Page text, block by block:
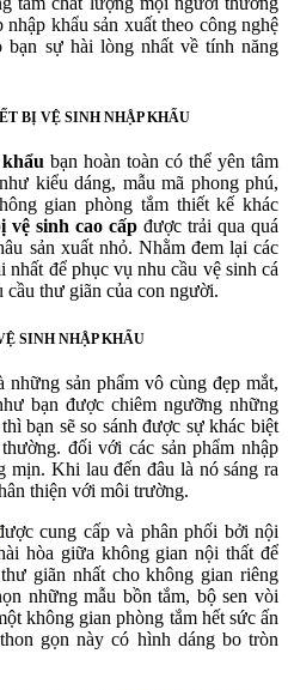
khẩu sản xuất theo công nghệ
bạn sự hài lòng nhất về tính năng
BỊ VỆ SINH NHẬP KHẨU
bạn hoàn toàn có thể yên tâm
kiểu dáng, mẫu mã phong phú,
gian phòng tắm thiết kế khác
vệ sinh cao cấp được trải qua quá
sản xuất nhỏ. Nhằm đem lại các
nhất để phục vụ nhu cầu vệ sinh cá
cầu thư giãn của con người.
SINH NHẬP KHẨU
những sản phẩm vô cùng đẹp mắt,
bạn được chiêm ngưỡng những
bạn sẽ so sánh được sự khác biệt
đối với các sản phẩm nhập
mịn. Khi lau đến đâu là nó sáng ra
thiện với môi trường.
cung cấp và phân phối bởi nội
hòa giữa không gian nội thất để
giãn nhất cho không gian riêng
những mẫu bồn tắm, bộ sen vòi
không gian phòng tắm hết sức ấn
gọn này có hình dáng bo tròn